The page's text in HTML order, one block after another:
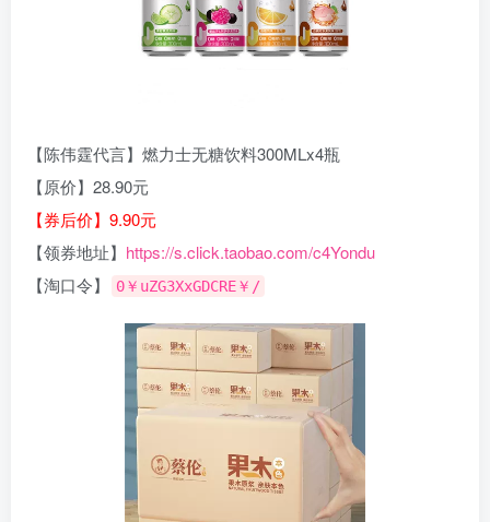
【陈伟霆代言】燃力士无糖饮料300MLx4瓶
【原价】28.90元
【券后价】9.90元
【领券地址】 https://s.click.taobao.com/c4Yondu
【淘口令】
0￥uZG3XxGDCRE￥/